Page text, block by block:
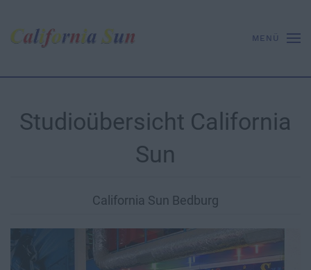
MENÜ
Studioübersicht California
Sun
California Sun Bedburg